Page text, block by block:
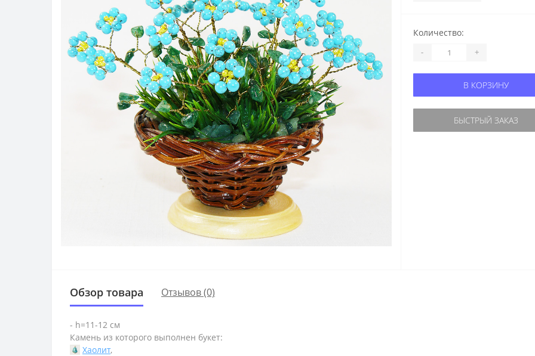
Количество:
- +
В КОРЗИНУ
БЫСТРЫЙ ЗАКАЗ
Обзор товара Отзывов (0)
- h=11-12 см
Камень из которого выполнен букет:
Хаолит,